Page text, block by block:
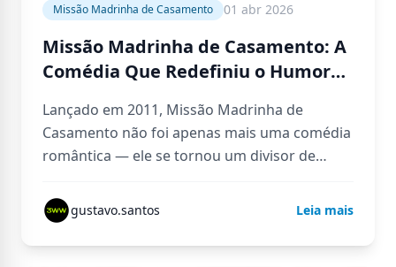
Missão Madrinha de Casamento 01 abr 2026
Missão Madrinha de Casamento: A
Comédia Que Redefiniu o Humor
Lançado em 2011, Missão Madrinha de
Casamento não foi apenas mais uma comédia
romântica — ele se tornou um divisor de
gustavo.santos Leia mais